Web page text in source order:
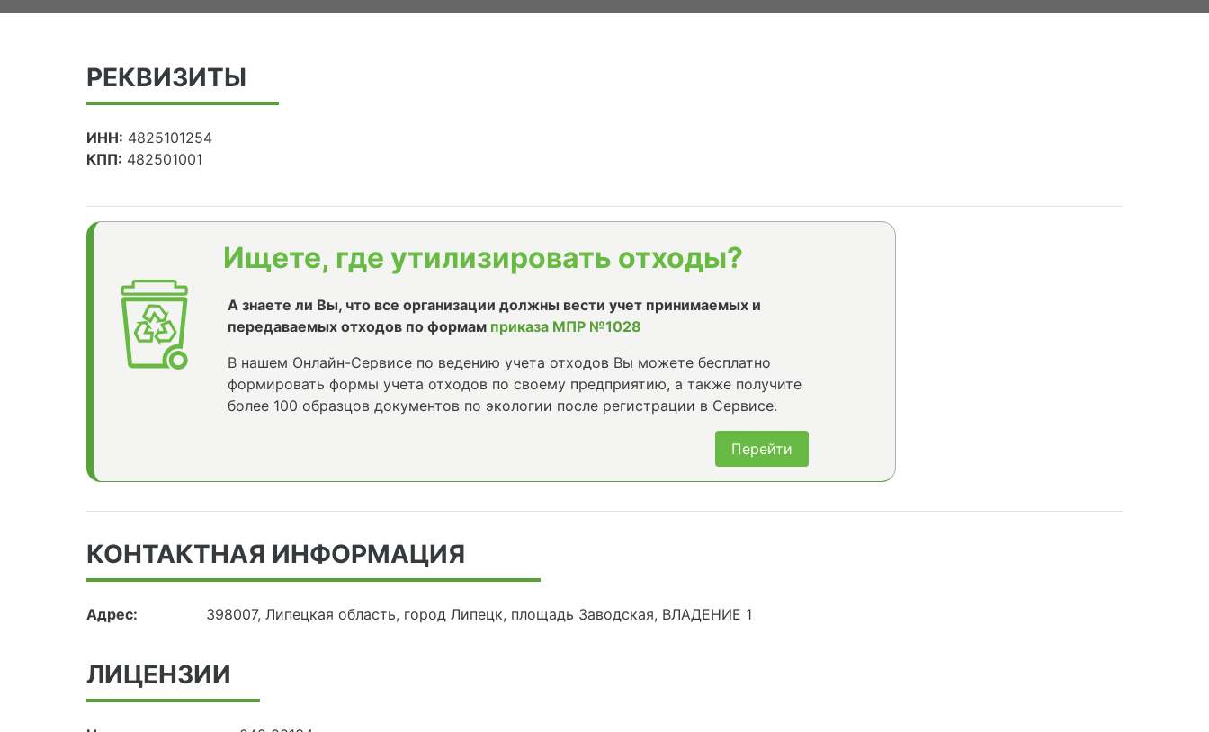
РЕКВИЗИТЫ
ИНН: 4825101254
КПП: 482501001
Ищете, где утилизировать отходы?
А знаете ли Вы, что все организации должны вести учет принимаемых и
передаваемых отходов по формам приказа МПР №1028
В нашем Онлайн-Сервисе по ведению учета отходов Вы можете бесплатно
формировать формы учета отходов по своему предприятию, а также получите
более 100 образцов документов по экологии после регистрации в Сервисе.
Перейти
КОНТАКТНАЯ ИНФОРМАЦИЯ
Адрес: 398007, Липецкая область, город Липецк, площадь Заводская, ВЛАДЕНИЕ 1
ЛИЦЕНЗИИ